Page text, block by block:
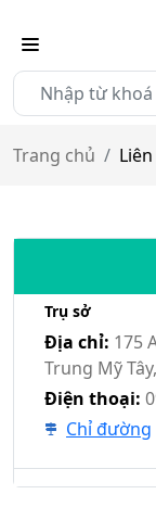
Trang chủ
Trụ sở
Địa chỉ: 175
Trung Mỹ
Điện thoại:
Chỉ đường